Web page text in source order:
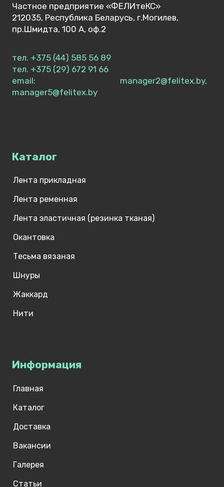
Частное предприятие «ФЕЛИтеКС»
212035, Республика Беларусь, г.Могилев,
пр.Шмидта, 100 А, оф.2
тел. +375 (44) 585 56 89
тел. +375 (29) 672 91 66
email: manager2@felitex.by,
manager5@felitex.by
Каталог
Лента прикладная
Лента ременная
Лента эластичная (резинка тканая)
Окантовка
Тесьма вязаная
Шнуры
Жаккард
Нити
Информация
Главная
Каталог
Доставка
Вакансии
Галерея
Статьи